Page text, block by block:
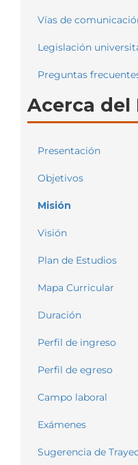
Vías de
Legislación
Preguntas
Acerca del
Presentación
Objetivos
Misión
Visión
Plan de Estudios
Mapa Curricular
Duración
Perfil de ingreso
Perfil de egreso
Campo laboral
Exámenes
Sugerencia de